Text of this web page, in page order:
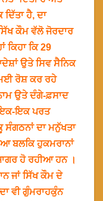
ਦਿੱਤਾ ਹੈ, ਦਾ
ਕੌਮ ਵੱਲੋ ਜੋਰਦਾਰ
ਕਿ 29
ਉਤੇ ਸਿਵ ਸੈਨਿਕ
ਰੋਸ਼ ਕਰ ਰਹੇ
ਉਤੇ ਦੰਗੇ-ਫ਼ਸਾਦ
ਇਕ-ਇਕ ਪਰਤ
ਦਾ ਮਨੁੱਖਤਾ
ਬਲਕਿ ਹੁਕਮਰਾਨਾਂ
ਹੋ ਰਹੀਆ ਹਨ ।
ਜਾਂ ਸਿੱਖ ਕੌਮ ਦੇ
ਵੀ ਗੁੰਮਰਾਹਕੁੰਨ